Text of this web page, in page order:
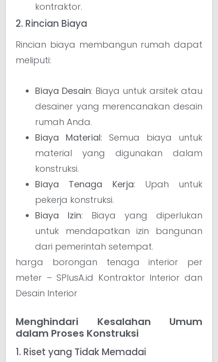
kontraktor.
2. Rincian Biaya
Rincian biaya membangun rumah dapat
meliputi:
Biaya Desain: Biaya untuk arsitek atau
desainer yang merencanakan desain
rumah Anda.
Biaya Material: Semua biaya untuk
material yang digunakan dalam
konstruksi.
Biaya Tenaga Kerja: Upah untuk
pekerja konstruksi.
Biaya Izin: Biaya yang diperlukan
untuk mendapatkan izin bangunan
dari pemerintah setempat.
harga borongan tenaga interior per
meter – SPlusA.id Kontraktor Interior dan
Desain Interior
Menghindari Kesalahan Umum
dalam Proses Konstruksi
1. Riset yang Tidak Memadai